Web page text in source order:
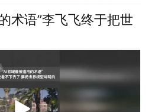
术语”李飞飞终于把世